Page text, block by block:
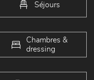
Séjours
Chambres &
dressing